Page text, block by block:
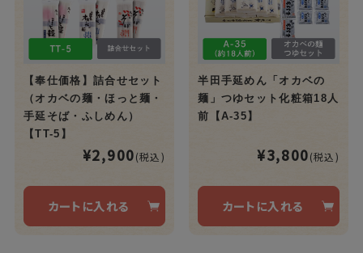
【奉仕価格】詰合せセット
（オカベの麺・ほっと麺・
手延そば・ふしめん）
【TT-5】
¥2,900(税込)
カートに入れる
半田手延めん「オカベの
麺」つゆセット化粧箱18人
前【A-35】
¥3,800(税込)
カートに入れる